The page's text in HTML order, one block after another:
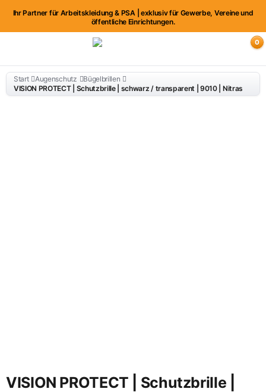
Ihr Partner für Arbeitskleidung & PSA | exklusiv für Gewerbe, Vereine und
öffentliche Einrichtungen.
0
Start Augenschutz
Bügelbrillen
VISION PROTECT | Schutzbrille | schwarz / transparent | 9010 | Nitras
VISION PROTECT | Schutzbrille |